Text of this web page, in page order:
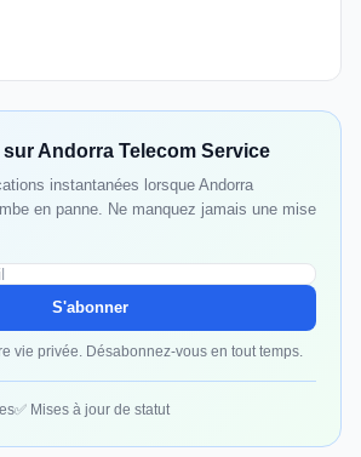
Andorra Telecom Service
instantanées lorsque Andorra
en panne. Ne manquez jamais une mise
S'abonner
vie privée. Désabonnez-vous en tout temps.
✅ Mises à jour de statut